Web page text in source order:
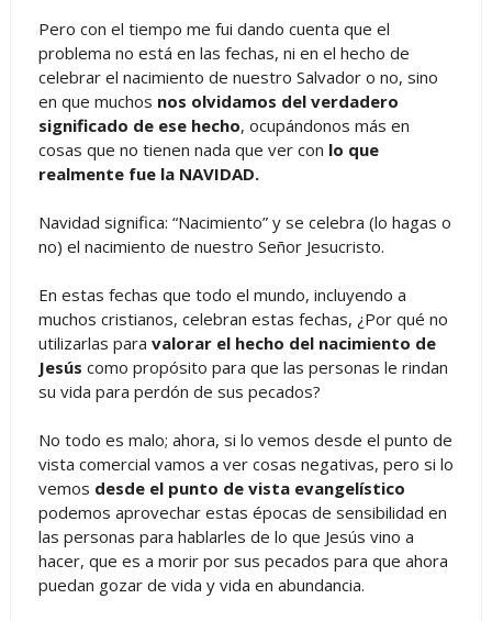
Pero con el tiempo me fui dando cuenta que el
problema no está en las fechas, ni en el hecho de
celebrar el nacimiento de nuestro Salvador o no, sino
en que muchos nos olvidamos del verdadero
significado de ese hecho, ocupándonos más en
cosas que no tienen nada que ver con lo que
realmente fue la NAVIDAD.
Navidad significa: “Nacimiento” y se celebra (lo hagas o
no) el nacimiento de nuestro Señor Jesucristo.
En estas fechas que todo el mundo, incluyendo a
muchos cristianos, celebran estas fechas, ¿Por qué no
utilizarlas para valorar el hecho del nacimiento de
Jesús como propósito para que las personas le rindan
su vida para perdón de sus pecados?
No todo es malo; ahora, si lo vemos desde el punto de
vista comercial vamos a ver cosas negativas, pero si lo
vemos desde el punto de vista evangelístico
podemos aprovechar estas épocas de sensibilidad en
las personas para hablarles de lo que Jesús vino a
hacer, que es a morir por sus pecados para que ahora
puedan gozar de vida y vida en abundancia.